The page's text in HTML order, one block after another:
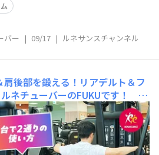
バー | 09/17 | ルネサンスチャンネル
肩後部を鍛える！リアデルト＆フ
ルネチューバーのFUKUです！
「ルネサンスチャンネル」を更
は 【ジムトレ】1台で胸＆
ルト＆フライマシン使い方解説
&